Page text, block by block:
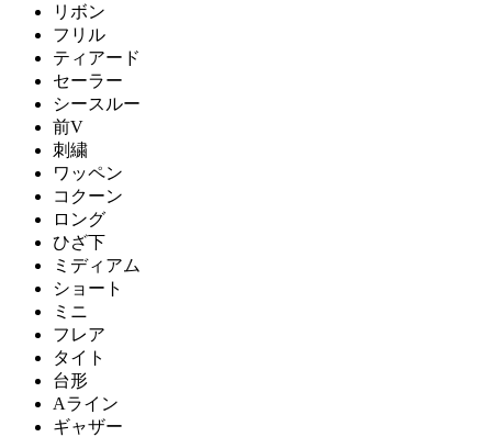
リボン
フリル
ティアード
セーラー
シースルー
前V
刺繍
ワッペン
コクーン
ロング
ひざ下
ミディアム
ショート
ミニ
フレア
タイト
台形
Aライン
ギャザー